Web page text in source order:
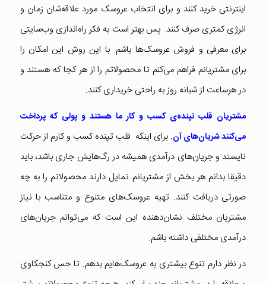
اینترنتی خرید کنند و برای انتخاب عروسک مورد علاقه‌شان زمان و
انرژی کمتری صرف کنند. پس بهتر است به فکر راه‌اندازی وب‌سایتی
برای معرفی و فروش عروسک‌ها باشم. با این روش این امکان را
برای مشتریانم فراهم می‌کنم تا محصولاتم را از هر کجا که هستند و
در هرساعت از شبانه روز به راحتی خریداری کنند.
مشتریان قلب تپنده‌ی کسب و کار ما هستند و پولی که پرداخت
‌می‌کنند شریان‌های آن. برای اینکه قلب تپنده کسب و کارم از حرکت
نایستد و جریان‌‌های درآمدی همیشه در رگ‌هایش جاری باشد، باید
دقیقا بدانم هر بخش از مشتریانم تمایل دارند محصولاتم را به چه
صورتی دریافت کنند. تهیه عروسک‌‌های متنوع و متناسب با نیاز
مشتریان مختلف نشان‌دهنده این‌ است که می‌توانم جریان‌های
درآمدی مختلفی داشته باشم.
در نظر دارم تنوع بیشتری به عروسک‌هایم بدهم. تا حس کنجکاوی